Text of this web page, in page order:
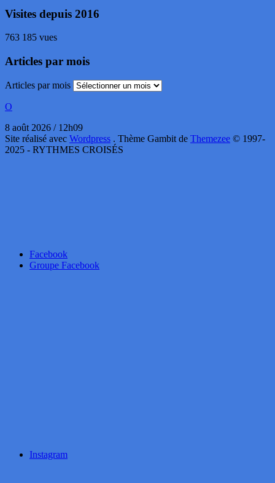
Visites depuis 2016
763 185 vues
Articles par mois
Articles par mois
O
8 août 2026 / 12h09
Site réalisé avec Wordpress . Thème Gambit de Themezee © 1997-
2025 - RYTHMES CROISÉS
Facebook
Groupe Facebook
Instagram